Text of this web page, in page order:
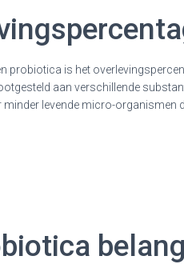
probiotica is het
aan verschillende
levende micro-organismen